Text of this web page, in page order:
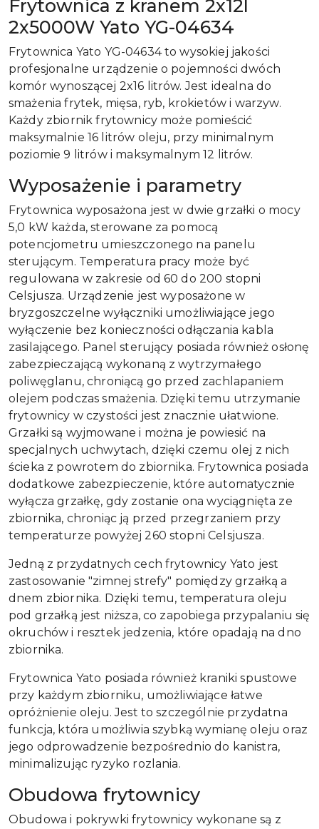
Frytownica z kranem 2x12l
2x5000W Yato YG-04634
Frytownica Yato YG-04634 to wysokiej jakości
profesjonalne urządzenie o pojemności dwóch
komór wynoszącej 2x16 litrów. Jest idealna do
smażenia frytek, mięsa, ryb, krokietów i warzyw.
Każdy zbiornik frytownicy może pomieścić
maksymalnie 16 litrów oleju, przy minimalnym
poziomie 9 litrów i maksymalnym 12 litrów.
Wyposażenie i parametry
Frytownica wyposażona jest w dwie grzałki o mocy
5,0 kW każda, sterowane za pomocą
potencjometru umieszczonego na panelu
sterującym. Temperatura pracy może być
regulowana w zakresie od 60 do 200 stopni
Celsjusza. Urządzenie jest wyposażone w
bryzgoszczelne wyłączniki umożliwiające jego
wyłączenie bez konieczności odłączania kabla
zasilającego. Panel sterujący posiada również osłonę
zabezpieczającą wykonaną z wytrzymałego
poliwęglanu, chroniącą go przed zachlapaniem
olejem podczas smażenia. Dzięki temu utrzymanie
frytownicy w czystości jest znacznie ułatwione.
Grzałki są wyjmowane i można je powiesić na
specjalnych uchwytach, dzięki czemu olej z nich
ścieka z powrotem do zbiornika. Frytownica posiada
dodatkowe zabezpieczenie, które automatycznie
wyłącza grzałkę, gdy zostanie ona wyciągnięta ze
zbiornika, chroniąc ją przed przegrzaniem przy
temperaturze powyżej 260 stopni Celsjusza.
Jedną z przydatnych cech frytownicy Yato jest
zastosowanie "zimnej strefy" pomiędzy grzałką a
dnem zbiornika. Dzięki temu, temperatura oleju
pod grzałką jest niższa, co zapobiega przypalaniu się
okruchów i resztek jedzenia, które opadają na dno
zbiornika.
Frytownica Yato posiada również kraniki spustowe
przy każdym zbiorniku, umożliwiające łatwe
opróżnienie oleju. Jest to szczególnie przydatna
funkcja, która umożliwia szybką wymianę oleju oraz
jego odprowadzenie bezpośrednio do kanistra,
minimalizując ryzyko rozlania.
Obudowa frytownicy
Obudowa i pokrywki frytownicy wykonane są z